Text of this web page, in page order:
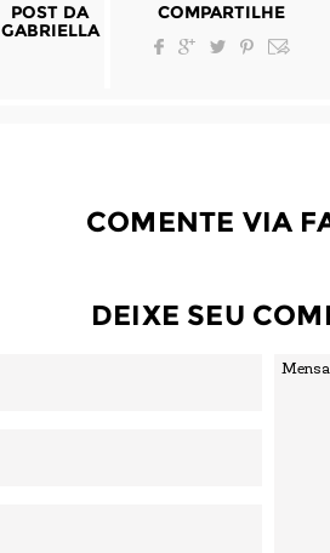
POST DA
GABRIELLA
COMPARTILHE
COMENTE VIA
DEIXE SEU